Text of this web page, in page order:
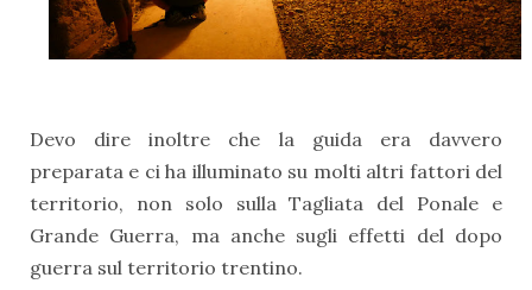
Devo dire inoltre che la guida era davvero
preparata e ci ha illuminato su molti altri fattori del
territorio, non solo sulla Tagliata del Ponale e
Grande Guerra, ma anche sugli effetti del dopo
guerra sul territorio trentino.